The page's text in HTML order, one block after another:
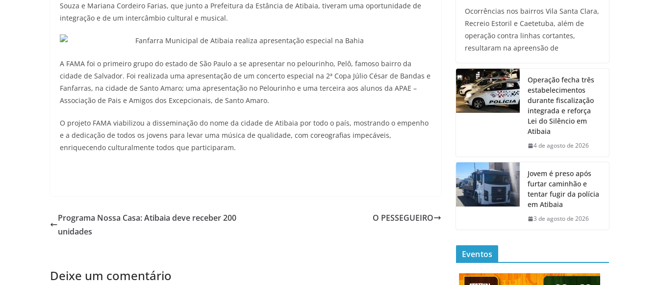
Souza e Mariana Cordeiro Farias, que junto a Prefeitura da Estância de Atibaia, tiveram uma oportunidade de
integração e de um intercâmbio cultural e musical.
A FAMA foi o primeiro grupo do estado de São Paulo a se apresentar no pelourinho, Pelô, famoso bairro da
cidade de Salvador. Foi realizada uma apresentação de um concerto especial na 2ª Copa Júlio César de Bandas e
Fanfarras, na cidade de Santo Amaro; uma apresentação no Pelourinho e uma terceira aos alunos da APAE –
Associação de Pais e Amigos dos Excepcionais, de Santo Amaro.
O projeto FAMA viabilizou a disseminação do nome da cidade de Atibaia por todo o país, mostrando o empenho
e a dedicação de todos os jovens para levar uma música de qualidade, com coreografias impecáveis,
enriquecendo culturalmente todos que participaram.
Programa Nossa Casa: Atibaia deve receber 200
unidades
O PESSEGUEIRO
Deixe um comentário
Ocorrências nos bairros Vila Santa Clara,
Recreio Estoril e Caetetuba, além de
operação contra linhas cortantes,
resultaram na apreensão de
Operação fecha três
estabelecimentos
durante fiscalização
integrada e reforça
Lei do Silêncio em
Atibaia
4 de agosto de 2026
Jovem é preso após
furtar caminhão e
tentar fugir da polícia
em Atibaia
3 de agosto de 2026
Eventos